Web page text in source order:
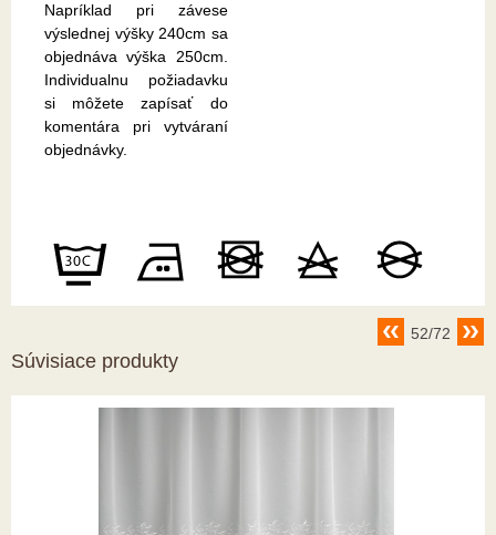
Napríklad pri závese
výslednej výšky 240cm sa
objednáva výška 250cm.
Individualnu požiadavku
si môžete zapísať do
komentára pri vytváraní
objednávky.
52/72
Súvisiace produkty